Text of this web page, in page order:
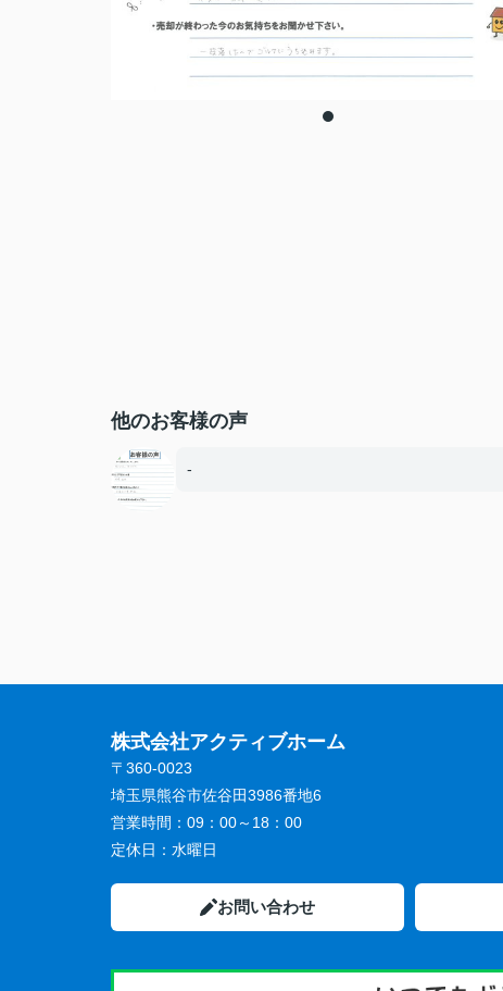
他のお客様の声
-
株式会社アクティブホーム
〒360-0023
埼玉県熊谷市佐谷田3986番地6
営業時間： 09：00～18：00
定休日： 水曜日
お問い合わせ